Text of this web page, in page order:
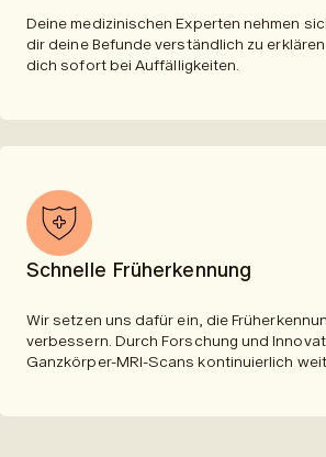
Deine medizinischen Experten nehmen
dir deine Befunde verständlich zu
dich sofort bei Auffälligkeiten.
Schnelle Früherkennung
Wir setzen uns dafür ein, die
verbessern. Durch Forschung und
Ganzkörper-MRI-Scans kontinuierlich